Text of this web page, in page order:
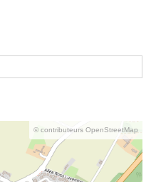
© contributeurs OpenStreetMap